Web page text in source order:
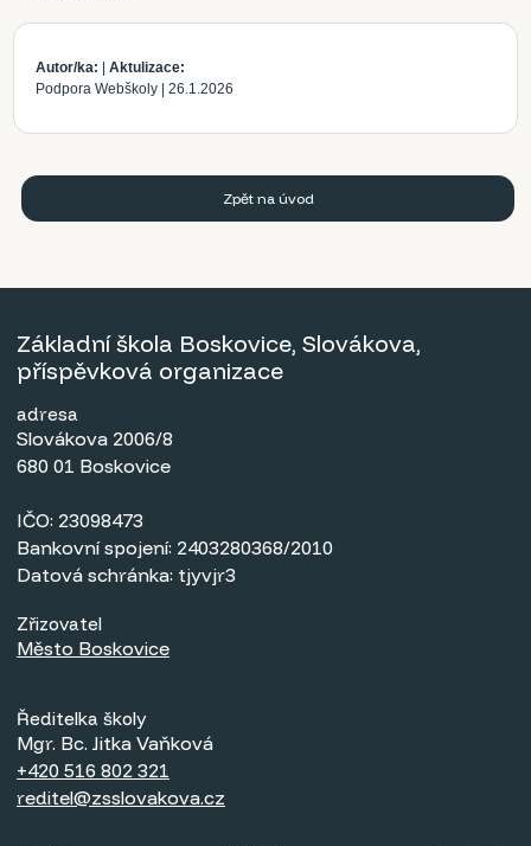
Autor/ka: | Aktulizace:
Podpora Webškoly | 26.1.2026
Zpět na úvod
Základní škola Boskovice, Slovákova,
příspěvková organizace
adresa
Slovákova 2006/8
680 01 Boskovice
IČO: 23098473
Bankovní spojení: 2403280368/2010
Datová schránka: tjyvjr3
Zřizovatel
Město Boskovice
Ředitelka školy
Mgr. Bc. Jitka Vaňková
+420 516 802 321
reditel@zsslovakova.cz